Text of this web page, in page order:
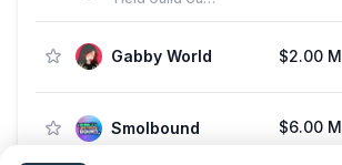
Gabby World $2.00 M
Smolbound $6.00 M